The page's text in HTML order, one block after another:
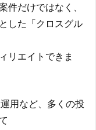
件だけではなく、
した「クロスグル
リエイトできま
用など、多くの投